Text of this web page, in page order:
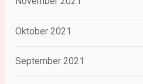
Oktober 2021
September 2021